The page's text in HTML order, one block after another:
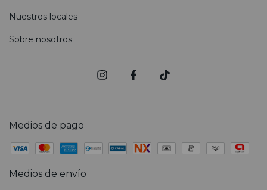
Nuestros locales
Sobre nosotros
Medios de pago
Medios de envío